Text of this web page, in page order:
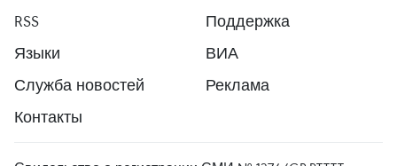
RSS
Поддержка
Языки
ВИА
Служба новостей
Реклама
Контакты